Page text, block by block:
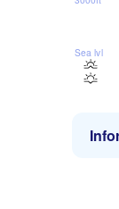
Sea lvl